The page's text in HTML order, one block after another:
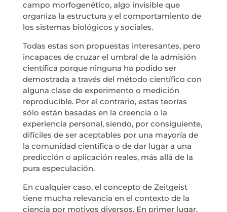
campo morfogenético, algo invisible que
organiza la estructura y el comportamiento de
los sistemas biológicos y sociales.
Todas estas son propuestas interesantes, pero
incapaces de cruzar el umbral de la admisión
científica porque ninguna ha podido ser
demostrada a través del método científico con
alguna clase de experimento o medición
reproducible. Por el contrario, estas teorías
sólo están basadas en la creencia o la
experiencia personal, siendo, por consiguiente,
difíciles de ser aceptables por una mayoría de
la comunidad científica o de dar lugar a una
predicción o aplicación reales, más allá de la
pura especulación.
En cualquier caso, el concepto de Zeitgeist
tiene mucha relevancia en el contexto de la
ciencia por motivos diversos. En primer lugar,